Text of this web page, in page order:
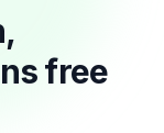
free